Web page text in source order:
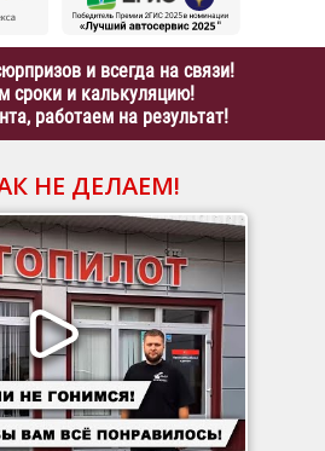
и всегда на связи!
сроки и калькуляцию!
работаем на результат!
НЕ ДЕЛАЕМ!